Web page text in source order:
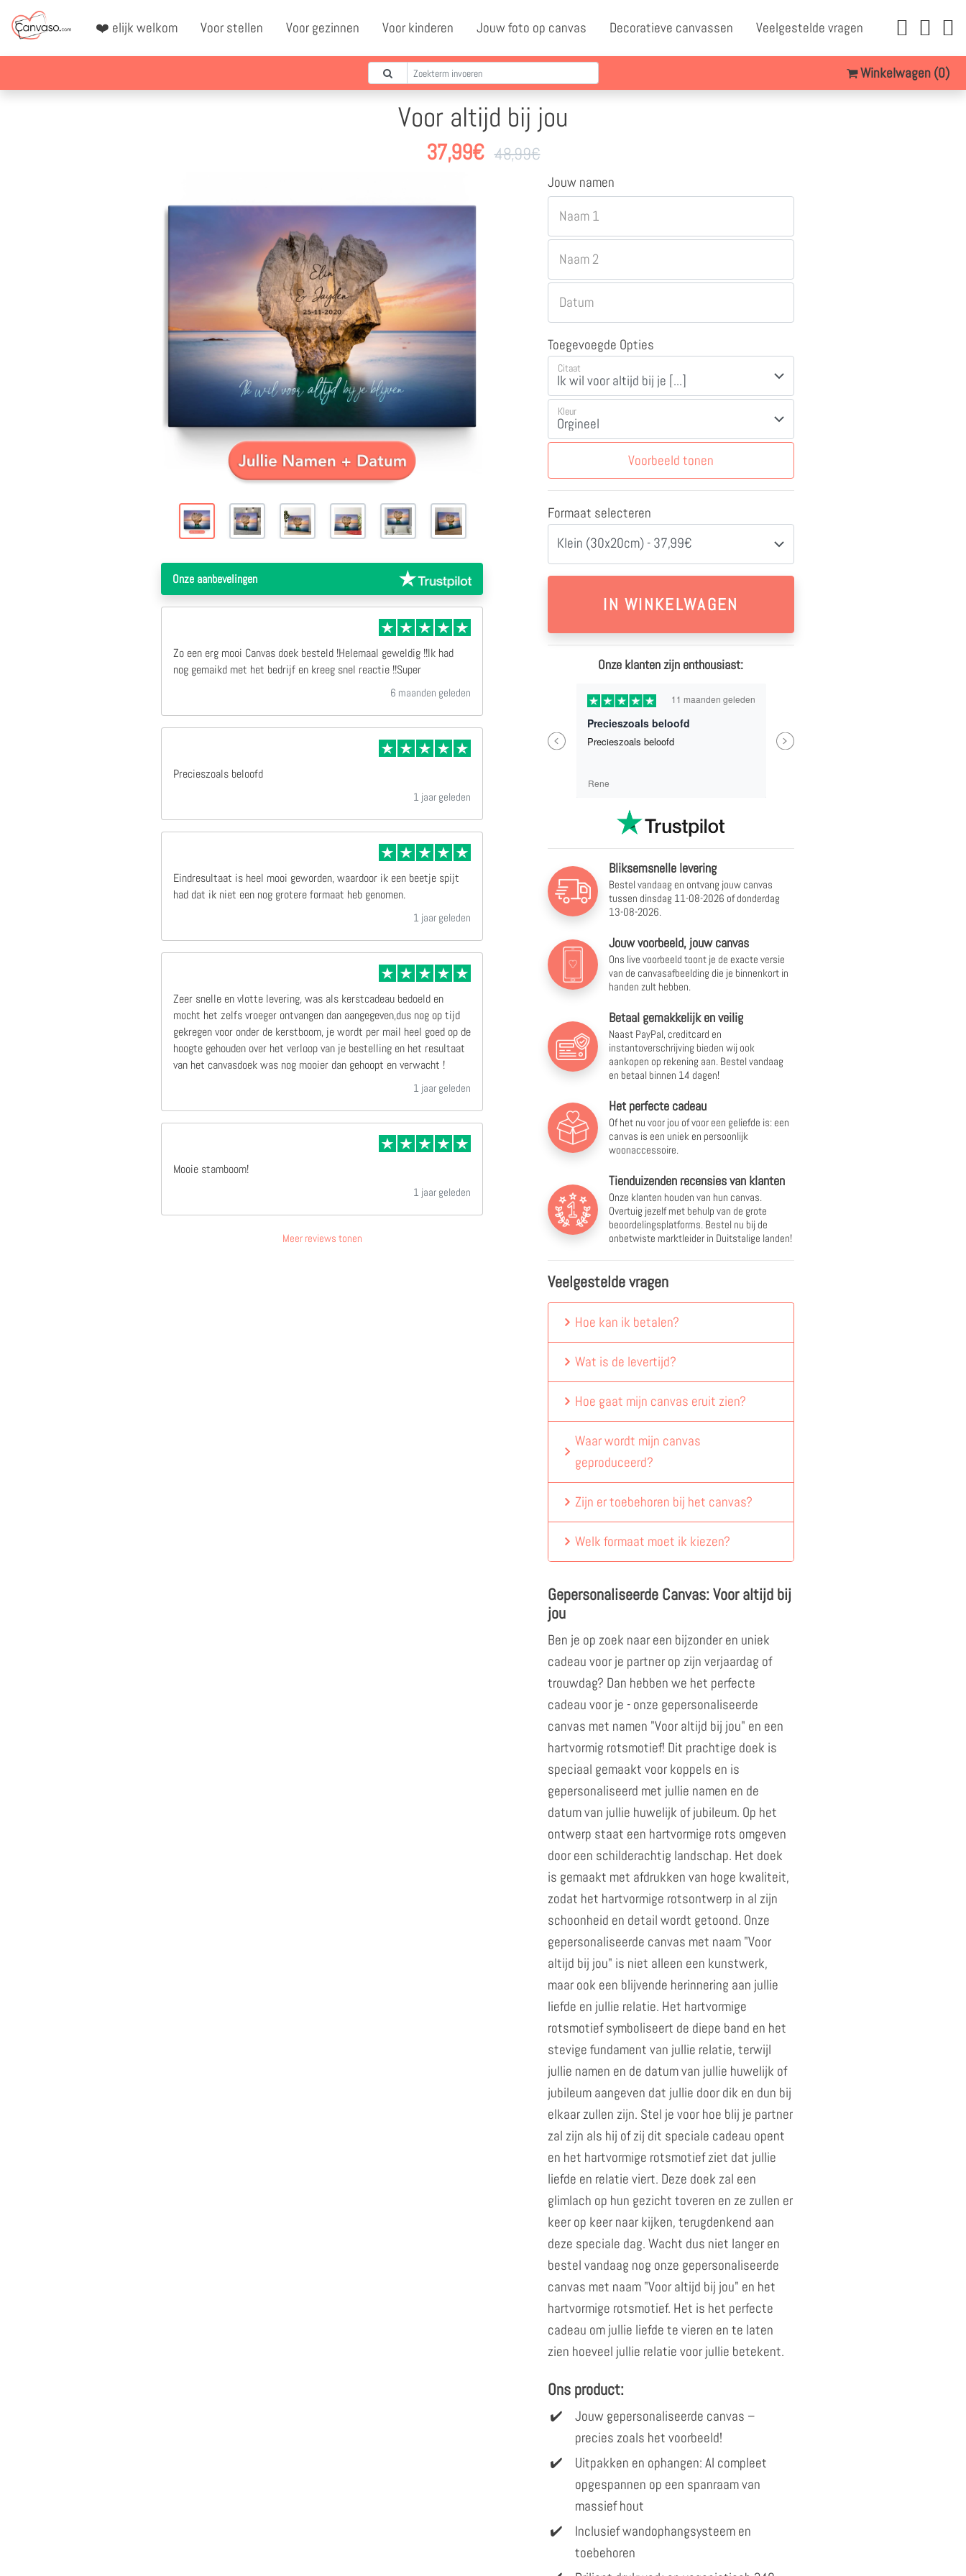
❤️ elijk welkom Voor stellen Voor gezinnen Voor kinderen Jouw foto op canvas Decoratieve canvassen Veelgestelde vragen
Winkelwagen (0)
Voor altijd bij jou
37,99€ 48,99€
Onze aanbevelingen
Zo een erg mooi Canvas doek besteld !Helemaal geweldig !!Ik had
nog gemaikd met het bedrijf en kreeg snel reactie !!Super
6 maanden geleden
Precieszoals beloofd
1 jaar geleden
Eindresultaat is heel mooi geworden, waardoor ik een beetje spijt
had dat ik niet een nog grotere formaat heb genomen.
1 jaar geleden
Zeer snelle en vlotte levering, was als kerstcadeau bedoeld en
mocht het zelfs vroeger ontvangen dan aangegeven,dus nog op tijd
gekregen voor onder de kerstboom, je wordt per mail heel goed op de
hoogte gehouden over het verloop van je bestelling en het resultaat
van het canvasdoek was nog mooier dan gehoopt en verwacht !
1 jaar geleden
Mooie stamboom!
1 jaar geleden
Meer reviews tonen
Jouw namen
Naam 1
Naam 2
Datum
Toegevoegde Opties
Citaat
Kleur
Voorbeeld tonen
Formaat selecteren
Klein (30x20cm) - 37,99€
Onze klanten zijn enthousiast:
Previous
hele fijne samenwerking.100%
1 weken geleden
Zo een erg mooi Canvas doek besteld
!Helemaal geweldig !!Ik had nog
11 maanden geleden
Precieszoals beloofd
Precieszoals beloofd
Rene
Next
Bliksemsnelle levering
Bestel vandaag en ontvang jouw canvas
tussen dinsdag 11-08-2026 of donderdag
13-08-2026.
Jouw voorbeeld, jouw canvas
Ons live voorbeeld toont je de exacte versie
van de canvasafbeelding die je binnenkort in
handen zult hebben.
Betaal gemakkelijk en veilig
Naast PayPal, creditcard en
instantoverschrijving bieden wij ook
aankopen op rekening aan. Bestel vandaag
en betaal binnen 14 dagen!
Het perfecte cadeau
Of het nu voor jou of voor een geliefde is: een
canvas is een uniek en persoonlijk
woonaccessoire.
Tienduizenden recensies van klanten
Onze klanten houden van hun canvas.
Overtuig jezelf met behulp van de grote
beoordelingsplatforms. Bestel nu bij de
onbetwiste marktleider in Duitstalige landen!
Veelgestelde vragen
Hoe kan ik betalen?
Wat is de levertijd?
Hoe gaat mijn canvas eruit zien?
Waar wordt mijn canvas
geproduceerd?
Zijn er toebehoren bij het canvas?
Welk formaat moet ik kiezen?
Gepersonaliseerde Canvas: Voor altijd bij
jou
Ben je op zoek naar een bijzonder en uniek
cadeau voor je partner op zijn verjaardag of
trouwdag? Dan hebben we het perfecte
cadeau voor je - onze gepersonaliseerde
canvas met namen "Voor altijd bij jou" en een
hartvormig rotsmotief! Dit prachtige doek is
speciaal gemaakt voor koppels en is
gepersonaliseerd met jullie namen en de
datum van jullie huwelijk of jubileum. Op het
ontwerp staat een hartvormige rots omgeven
door een schilderachtig landschap. Het doek
is gemaakt met afdrukken van hoge kwaliteit,
zodat het hartvormige rotsontwerp in al zijn
schoonheid en detail wordt getoond. Onze
gepersonaliseerde canvas met naam "Voor
altijd bij jou" is niet alleen een kunstwerk,
maar ook een blijvende herinnering aan jullie
liefde en jullie relatie. Het hartvormige
rotsmotief symboliseert de diepe band en het
stevige fundament van jullie relatie, terwijl
jullie namen en de datum van jullie huwelijk of
jubileum aangeven dat jullie door dik en dun bij
elkaar zullen zijn. Stel je voor hoe blij je partner
zal zijn als hij of zij dit speciale cadeau opent
en het hartvormige rotsmotief ziet dat jullie
liefde en relatie viert. Deze doek zal een
glimlach op hun gezicht toveren en ze zullen er
keer op keer naar kijken, terugdenkend aan
deze speciale dag. Wacht dus niet langer en
bestel vandaag nog onze gepersonaliseerde
canvas met naam "Voor altijd bij jou" en het
hartvormige rotsmotief. Het is het perfecte
cadeau om jullie liefde te vieren en te laten
zien hoeveel jullie relatie voor jullie betekent.
Ons product:
Jouw gepersonaliseerde canvas –
precies zoals het voorbeeld!
Uitpakken en ophangen: Al compleet
opgespannen op een spanraam van
massief hout
Inclusief wandophangsysteem en
toebehoren